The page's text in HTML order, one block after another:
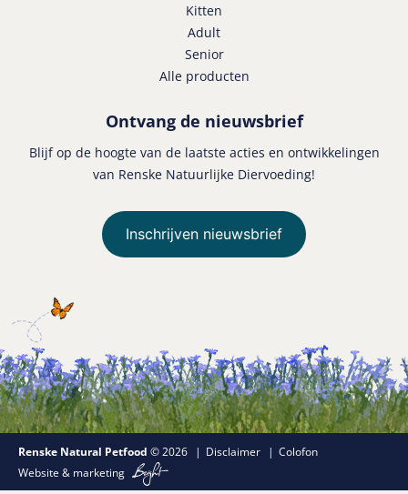
Kitten
Adult
Senior
Alle producten
Ontvang de nieuwsbrief
Blijf op de hoogte van de laatste acties en ontwikkelingen
van Renske Natuurlijke Diervoeding!
Inschrijven nieuwsbrief
Renske Natural Petfood © 2026 Disclaimer
Colofon
Website & marketing